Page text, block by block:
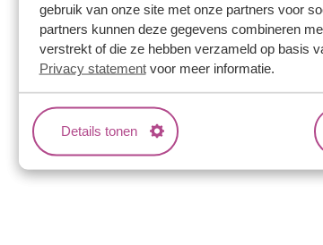
gebruik van onze site met onze partners voor
partners kunnen deze gegevens combineren
verstrekt of die ze hebben verzameld op basis
Privacy statementvoor meer informatie.
Details tonen
Inloggen
Nog geen gebruikersnaam en wachtwoord